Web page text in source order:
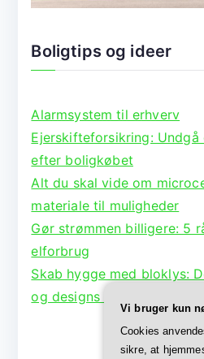
Boligtips og ideer
Alarmsystem til erhverv
Ejerskifteforsikring: Undgå
efter boligkøbet
Alt du skal vide om
materiale til muligheder
Gør strømmen billigere: 5
elforbrug
Skab hygge med bloklys:
og designs til lysestager
Vi bruger kun
Cookies
sikre, at